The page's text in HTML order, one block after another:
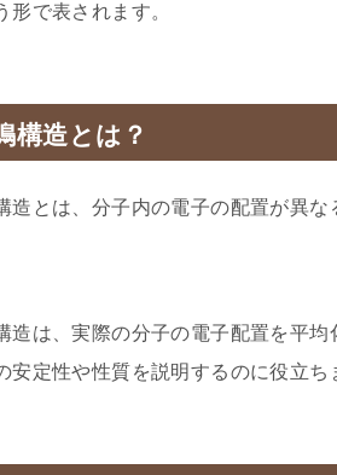
形で表されます。
構造とは？
造とは、分子内の電子の配置が異
造は、実際の分子の電子配置を平
安定性や性質を説明するのに役立ち